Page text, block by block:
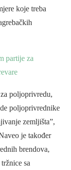
koje treba
partije za
poljoprivredu,
poljoprivrednike
zemljišta”,
je također
brendova,
sa